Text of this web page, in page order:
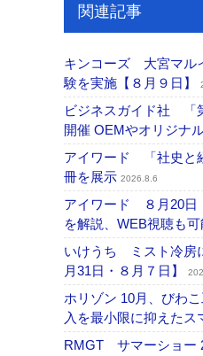
関連記事
キンコーズ 大宮マル
験を実施【８月９日】
ビジネスガイド社 「
開催 OEMやオリジナ
アイワード 「社史と
冊を展示 2026.8.6
アイワード ８月20日
を解説、WEB視聴も可
いけうち ミスト冷房
月31日・８月７日】
ホリゾン 10月、びわ
入を最小限に抑えた
RMGT サマーショー